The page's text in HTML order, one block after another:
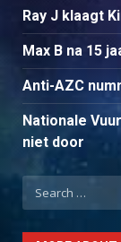
Ray J klaagt
Max B na 15
Anti-AZC
Nationale
niet door
Search
for: